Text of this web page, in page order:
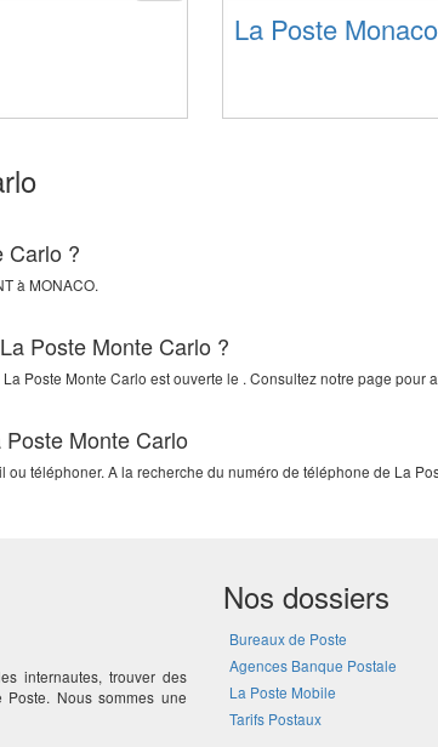
La Poste
Carlo ?
à MONACO.
Poste Monte Carlo ?
Poste Monte Carlo est ouverte le . Consultez notre page pour
Monte Carlo
téléphoner. A la recherche du numéro de téléphone de La
internautes, trouver des
Nous sommes une
Nos dossiers
Bureaux de Poste
Agences Banque Postale
La Poste Mobile
Tarifs Postaux